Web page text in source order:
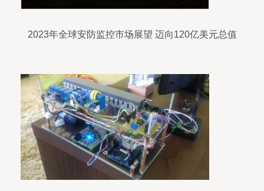
2023年全球安防监控市场展望 迈向120亿美元总值